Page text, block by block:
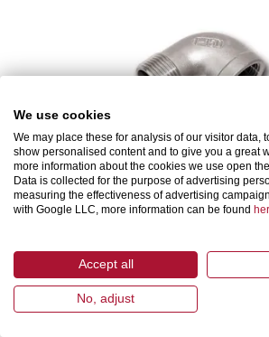
Coude 90°
GF-131
Filetage extérieur interne, avec filetage
EN 10226 / ISO 7-1
We use cookies
We may place these for analysis of our visitor data,
show personalised content and to give you a great
more information about the cookies we use open
Data is collected for the purpose of advertising
measuring the effectiveness of advertising
with Google LLC, more information can be found
Accept all
No, adjust